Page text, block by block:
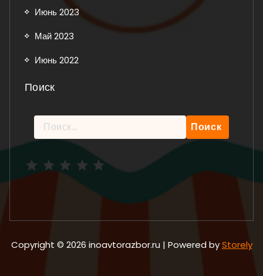
Июнь 2023
Май 2023
Июнь 2022
Поиск
Найти:
Copyright © 2026 inoavtorazbor.ru | Powered byStorely